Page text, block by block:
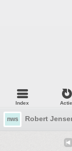
Index
nws Robert